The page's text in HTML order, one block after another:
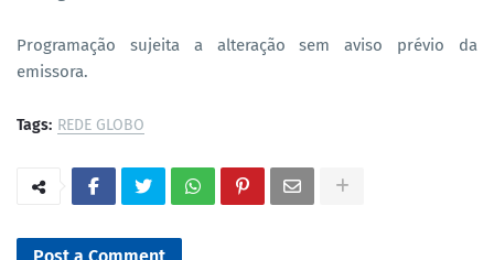
Programação sujeita a alteração sem aviso prévio da
emissora.
Tags: REDE GLOBO